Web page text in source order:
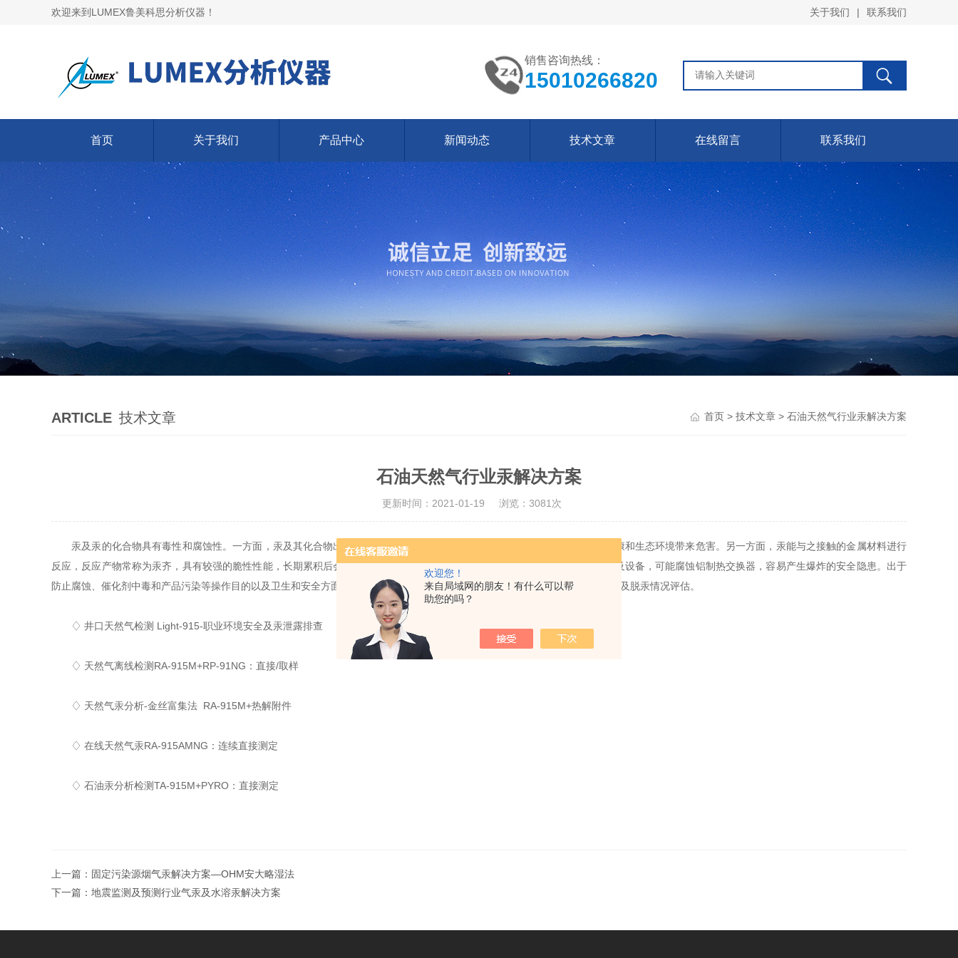
欢迎您！
来自局域网的朋友！有什么可以帮
助您的吗？
欢迎来到LUMEX鲁美科思分析仪器！ 关于我们 | 联系我们
销售咨询热线：
15010266820
首页 关于我们 产品中心 新闻动态 技术文章 在线留言 联系我们
ARTICLE 技术文章 首页 > 技术文章 > 石油天然气行业汞解决方案
石油天然气行业汞解决方案
更新时间：2021-01-19 浏览：3081次
汞及汞的化合物具有毒性和腐蚀性。一方面，汞及其化合物出现在油田或天然气生产过程排放的三废中，必然给操作人员健康和生态环境带来危害。另一方面，汞能与之接触的金属材料进行
反应，反应产物常称为汞齐，具有较强的脆性性能，长期累积后会造成工艺设备的破坏，汞的腐蚀会严重危害油气处理厂的管线及设备，可能腐蚀铝制热交换器，容易产生爆炸的安全隐患。出于
防止腐蚀、催化剂中毒和产品污染等操作目的以及卫生和安全方面的考虑，有必要选择有效汞检测技术和仪器设备进行汞含量监测及脱汞情况评估。
♢ 井口天然气检测 Light-915-职业环境安全及汞泄露排查
♢ 天然气离线检测RA-915M+RP-91NG：直接/取样
♢ 天然气汞分析-金丝富集法 RA-915M+热解附件
♢ 在线天然气汞RA-915AMNG：连续直接测定
♢ 石油汞分析检测TA-915M+PYRO：直接测定
上一篇： 固定污染源烟气汞解决方案—OHM安大略湿法
下一篇： 地震监测及预测行业气汞及水溶汞解决方案